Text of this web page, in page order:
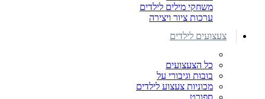
משחקי מילים לילדים
ערכות ציור ויצירה
צעצועים לילדים
כל הצעצועים
בובות וגיבורי על
מכוניות צעצוע לילדים
ספורט